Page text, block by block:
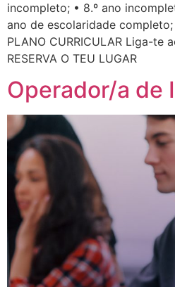
incompleto; • 8.º ano
ano de escolaridade
PLANO CURRICULAR Liga-te
RESERVA O TEU LUGAR
Operador/a de